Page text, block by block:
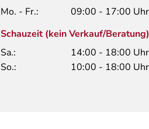
Mo. - Fr.:
09:00 - 17:00 Uhr
Schauzeit (kein Verkauf/Beratung)
Sa.:
14:00 - 18:00 Uhr
So.:
10:00 - 18:00 Uhr